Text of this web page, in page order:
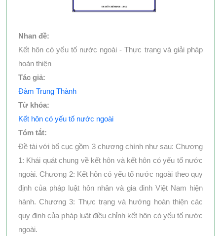
Nhan đề:
Kết hôn có yếu tố nước ngoài - Thực trạng và giải pháp
hoàn thiện
Tác giả:
Đàm Trung Thành
Từ khóa:
Kết hôn có yếu tố nước ngoài
Tóm tắt:
Đề tài với bố cục gồm 3 chương chính như sau: Chương
1: Khái quát chung về kết hôn và kết hôn có yếu tố nước
ngoài. Chương 2: Kết hôn có yếu tố nước ngoài theo quy
định của pháp luật hôn nhân và gia đinh Việt Nam hiện
hành. Chương 3: Thực trạng và hướng hoàn thiện các
quy định của pháp luật điều chỉnh kết hôn có yếu tố nước
ngoài.